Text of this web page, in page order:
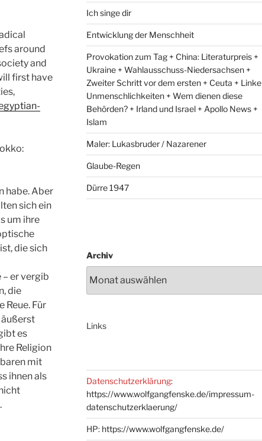
around
and
first have
habe. Aber
sich ein
um ihre
die sich
er vergib
die
Reue. Für
äußerst
es
Religion
mit
ihnen als
Ich singe dir
Entwicklung der Menschheit
Provokation zum Tag + China: Literaturpreis +
Ukraine + Wahlausschuss-Niedersachsen +
Zweiter Schritt vor dem ersten + Ceuta + Linke
Unmenschlichkeiten + Wem dienen diese
Behörden? + Irland und Israel + Apollo News +
Islam
Maler: Lukasbruder / Nazarener
Glaube-Regen
Dürre 1947
Archiv
Links
Datenschutzerklärung:
https://www.wolfgangfenske.de/impressum-
datenschutzerklaerung/
HP: https://www.wolfgangfenske.de/